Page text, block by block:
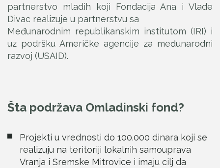
partnerstvo mladih koji Fondacija Ana i Vlade
Divac realizuje u partnerstvu sa
Međunarodnim republikanskim institutom (IRI) i
uz podršku Američke agencije za međunarodni
razvoj (USAID).
Šta podržava Omladinski fond?
Projekti u vrednosti do 100.000 dinara koji se
realizuju na teritoriji lokalnih samouprava
Vranja i Sremske Mitrovice i imaju cilj da